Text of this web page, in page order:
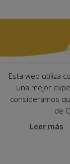
Ayuntamiento
Esta web utiliza
una mejor
consideramos
de
Leer más